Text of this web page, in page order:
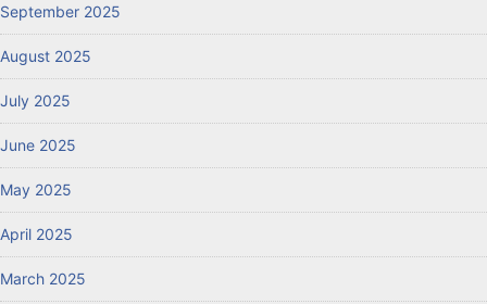
September 2025
August 2025
July 2025
June 2025
May 2025
April 2025
March 2025